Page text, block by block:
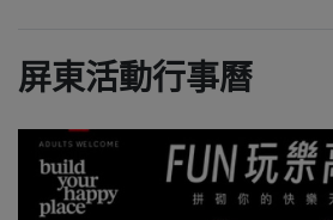
屏東活動行事曆